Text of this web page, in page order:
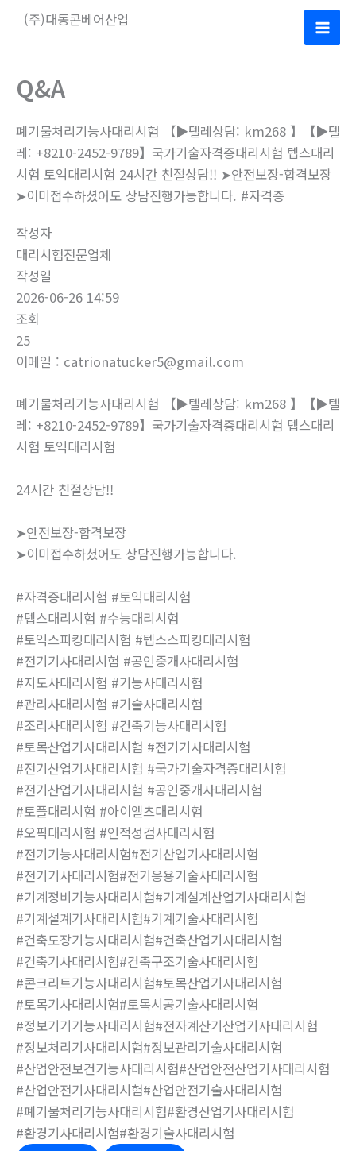
(주)대동콘베어산업
Main
Q&A
폐기물처리기능사대리시험 【▶텔레상담: km268 】【▶텔
레: +8210-2452-9789】국가기술자격증대리시험 텝스대리
시험 토익대리시험 24시간 친절상담!! ➤안전보장-합격보장
➤이미접수하셨어도 상담진행가능합니다. #자격증
작성자
대리시험전문업체
작성일
2026-06-26 14:59
조회
25
이메일 : catrionatucker5@gmail.com
폐기물처리기능사대리시험 【▶텔레상담: km268 】【▶텔
레: +8210-2452-9789】국가기술자격증대리시험 텝스대리
시험 토익대리시험
24시간 친절상담!!
➤안전보장-합격보장
➤이미접수하셨어도 상담진행가능합니다.
#자격증대리시험 #토익대리시험
#텝스대리시험 #수능대리시험
#토익스피킹대리시험 #텝스스피킹대리시험
#전기기사대리시험 #공인중개사대리시험
#지도사대리시험 #기능사대리시험
#관리사대리시험 #기술사대리시험
#조리사대리시험 #건축기능사대리시험
#토목산업기사대리시험 #전기기사대리시험
#전기산업기사대리시험 #국가기술자격증대리시험
#전기산업기사대리시험 #공인중개사대리시험
#토플대리시험 #아이엘츠대리시험
#오픽대리시험 #인적성검사대리시험
#전기기능사대리시험#전기산업기사대리시험
#전기기사대리시험#전기응용기술사대리시험
#기계정비기능사대리시험#기계설계산업기사대리시험
#기계설계기사대리시험#기계기술사대리시험
#건축도장기능사대리시험#건축산업기사대리시험
#건축기사대리시험#건축구조기술사대리시험
#콘크리트기능사대리시험#토목산업기사대리시험
#토목기사대리시험#토목시공기술사대리시험
#정보기기기능사대리시험#전자계산기산업기사대리시험
#정보처리기사대리시험#정보관리기술사대리시험
#산업안전보건기능사대리시험#산업안전산업기사대리시험
#산업안전기사대리시험#산업안전기술사대리시험
#폐기물처리기능사대리시험#환경산업기사대리시험
#환경기사대리시험#환경기술사대리시험